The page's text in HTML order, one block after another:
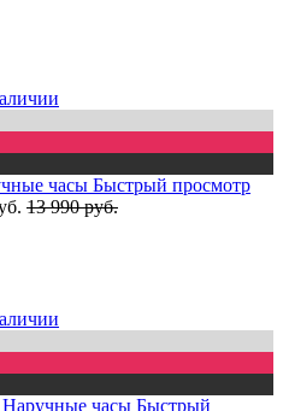
Быстрый просмотр
13 990 руб.
Быстрый